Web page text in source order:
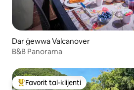
Dar ġewwa Valcanover
B&B Panorama
Wieħed mill-aqwa favoriti tal-klijenti
Favorit tal-klijenti